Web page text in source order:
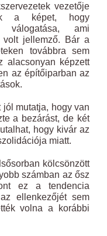
vezetője
a képet, hogy
válogatása, ami
volt jellemző. Bár a
továbbra sem
alacsonyan képzett
az építőiparban az
mutatja, hogy van
a bezárást, de két
hogy kivár az
miatt.
kölcsönzött
számban az ősz
ez a tendencia
ellenkezőjét sem
volna a korábbi